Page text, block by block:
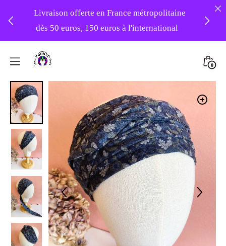
Livraison offerte en France métropolitaine
dès 50 euros, 150 euros à l'international
0